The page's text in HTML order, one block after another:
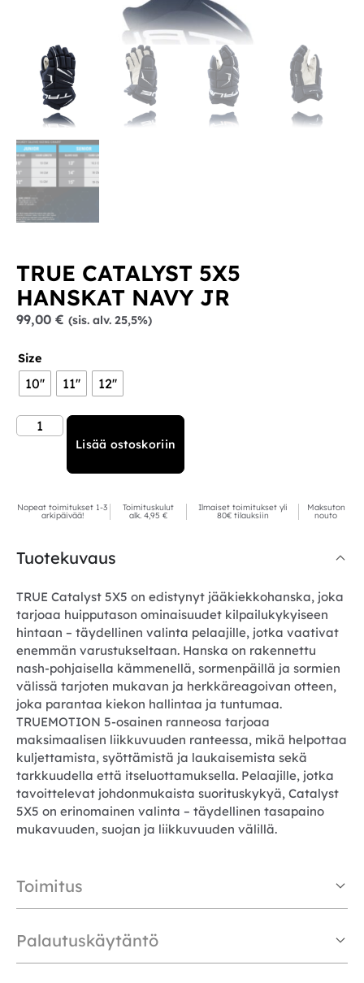
TRUE CATALYST 5X5
HANSKAT NAVY JR
99,00 € (sis. alv. 25,5%)
Size
10'' 11'' 12''
Lisää ostoskoriin
Nopeat toimitukset 1-3
arkipäivää!
Toimituskulut
alk. 4,95 €
Ilmaiset toimitukset yli
80€ tilauksiin
Maksuton
nouto
Tuotekuvaus
TRUE Catalyst 5X5 on edistynyt jääkiekkohanska, joka
tarjoaa huipputason ominaisuudet kilpailukykyiseen
hintaan – täydellinen valinta pelaajille, jotka vaativat
enemmän varustukseltaan. Hanska on rakennettu
nash-pohjaisella kämmenellä, sormenpäillä ja sormien
välissä tarjoten mukavan ja herkkäreagoivan otteen,
joka parantaa kiekon hallintaa ja tuntumaa.
TRUEMOTION 5-osainen ranneosa tarjoaa
maksimaalisen liikkuvuuden ranteessa, mikä helpottaa
kuljettamista, syöttämistä ja laukaisemista sekä
tarkkuudella että itseluottamuksella. Pelaajille, jotka
tavoittelevat johdonmukaista suorituskykyä, Catalyst
5X5 on erinomainen valinta – täydellinen tasapaino
mukavuuden, suojan ja liikkuvuuden välillä.
Toimitus
Palautuskäytäntö